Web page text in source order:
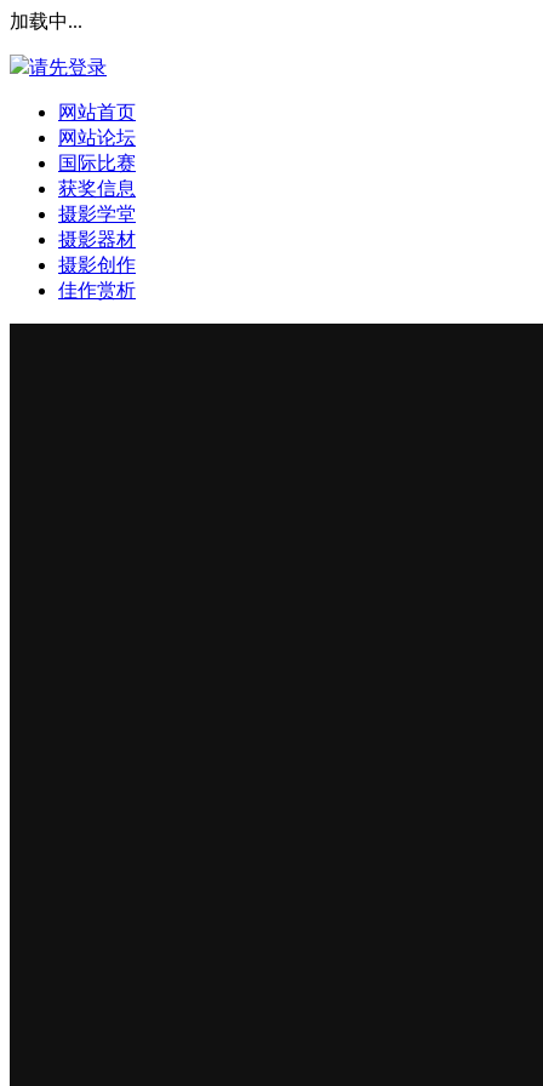
加载中...
请先登录
网站首页
网站论坛
国际比赛
获奖信息
摄影学堂
摄影器材
摄影创作
佳作赏析